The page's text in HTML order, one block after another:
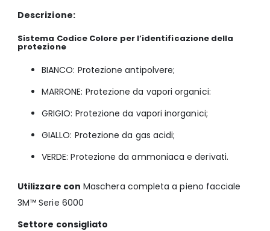
Descrizione:
Sistema Codice Colore per l’identificazione della
protezione
BIANCO: Protezione antipolvere;
MARRONE: Protezione da vapori organici:
GRIGIO: Protezione da vapori inorganici;
GIALLO: Protezione da gas acidi;
VERDE: Protezione da ammoniaca e derivati.
Utilizzare con Maschera completa a pieno facciale
3M™ Serie 6000
Settore consigliato